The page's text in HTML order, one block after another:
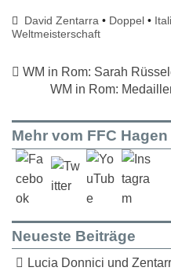
David Zentarra • Doppel •
Weltmeisterschaft
WM in Rom: Sarah
WM in Rom:
Mehr vom FFC Hagen
Neueste Beiträge
Lucia Donnici und